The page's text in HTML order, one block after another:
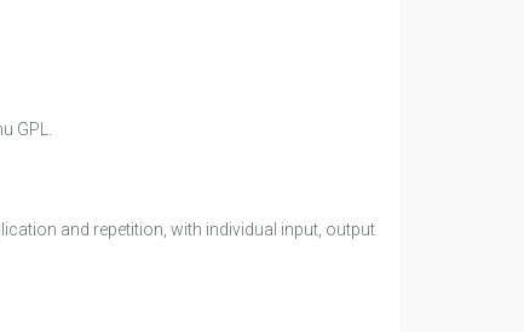
and repetition, with individual input, output